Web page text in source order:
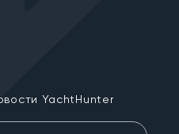
YachtHunter